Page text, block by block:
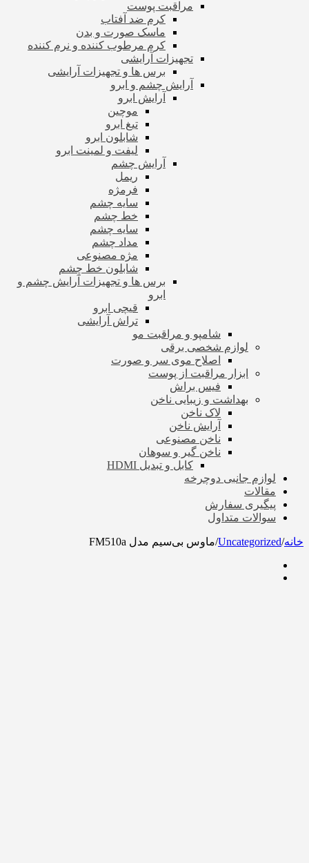
مراقبت پوست
کرم ضد آفتاب
ماسک صورت و بدن
کرم مرطوب کننده و نرم کننده
تجهیزات آرایشی
برس ها و تجهیزات آرایشی
آرایش چشم و ابرو
آرایش ابرو
موچین
تیغ ابرو
شابلون ابرو
لیفت و لمینت ابرو
آرایش چشم
ریمل
فرمژه
سایه چشم
خط چشم
سایه چشم
مداد چشم
مژه مصنوعی
شابلون خط چشم
برس ها و تجهیزات آرایش چشم و
ابرو
قیچی ابرو
تراش آرایشی
شامپو و مراقبت مو
لوازم شخصی برقی
اصلاح موی سر و صورت
ابزار مراقبت از پوست
فیس براش
بهداشت و زیبایی ناخن
لاک ناخن
آرایش ناخن
ناخن مصنوعی
ناخن گیر و سوهان
کابل و تبدیل HDMI
لوازم جانبی دوچرخه
مقالات
پیگیری سفارش
سوالات متداول
خانه/
Uncategorized
/ماوس بی‌سیم مدل FM510a